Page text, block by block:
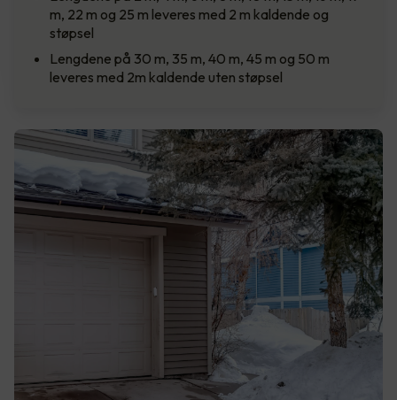
m, 22 m og 25 m leveres med 2 m kaldende og
støpsel
Lengdene på 30 m, 35 m, 40 m, 45 m og 50 m
leveres med 2m kaldende uten støpsel